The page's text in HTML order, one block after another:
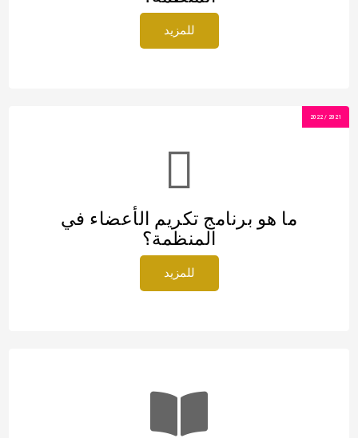
للمزيد
ما هو برنامج تكريم الأعضاء في
المنظمة؟
للمزيد
2021 / 2022